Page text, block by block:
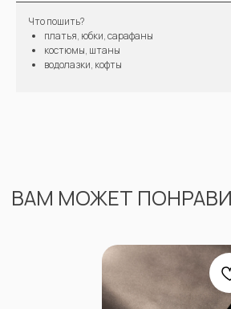
Что пошить?
платья, юбки, сарафаны
костюмы, штаны
водолазки, кофты